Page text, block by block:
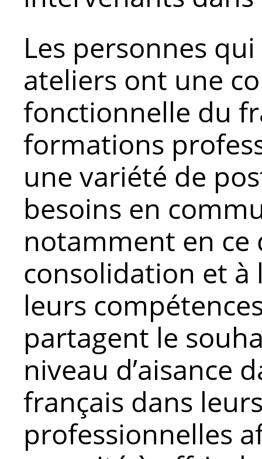
Les personnes
ateliers ont une
fonctionnelle du
formations
une variété de
besoins en
notamment en ce
consolidation et à
leurs
partagent le
niveau d’aisance
français dans
professionnelles